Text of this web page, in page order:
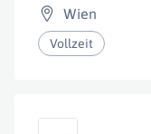
Wien
Vollzeit